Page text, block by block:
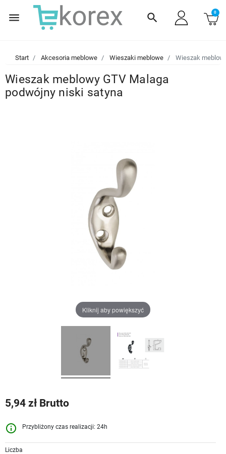
menu search 0
Start Akcesoria meblowe Wieszaki meblowe Wieszak
Wieszak meblowy GTV Malaga
podwójny niski satyna
Kliknij aby powiększyć
5,94 zł Brutto
info_outline Przybliżony czas realizacji: 24h
Liczba